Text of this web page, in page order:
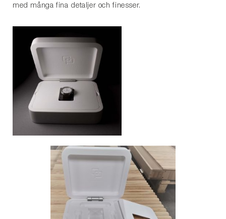
med många fina detaljer och finesser.